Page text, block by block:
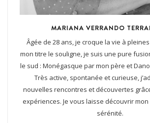
MARIANA VERRANDO
Âgée de 28 ans, je croque la vie à
mon titre le souligne, je suis une pure
le sud : Monégasque par mon père et
Très active, spontanée et curieuse,
nouvelles rencontres et découvertes
expériences. Je vous laisse découvrir
sérénité.